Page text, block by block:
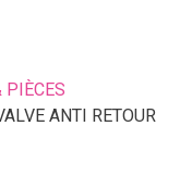
PIÈCES
ANTI RETOUR